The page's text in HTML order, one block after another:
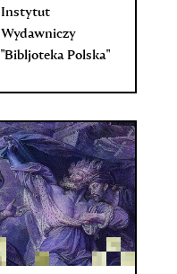
Instytut
Wydawniczy
"Bibljoteka Polska"